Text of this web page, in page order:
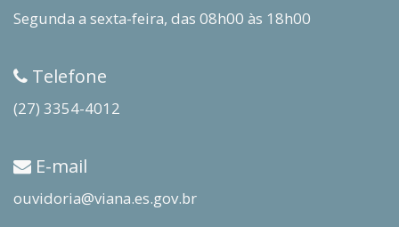
Segunda a sexta-feira, das 08h00 às 18h00
Telefone
(27) 3354-4012
E-mail
ouvidoria@viana.es.gov.br